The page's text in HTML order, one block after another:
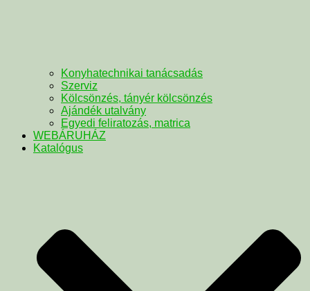
Konyhatechnikai tanácsadás
Szerviz
Kölcsönzés, tányér kölcsönzés
Ajándék utalvány
Egyedi feliratozás, matrica
WEBÁRUHÁZ
Katalógus